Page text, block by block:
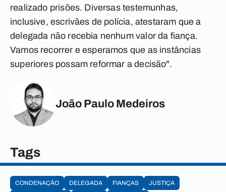
realizado prisões. Diversas testemunhas,
inclusive, escrivães de polícia, atestaram que a
delegada não recebia nenhum valor da fiança.
Vamos recorrer e esperamos que as instâncias
superiores possam reformar a decisão".
João Paulo Medeiros
Tags
CONDENAÇÃO DELEGADA FIANÇAS
JUSTIÇA